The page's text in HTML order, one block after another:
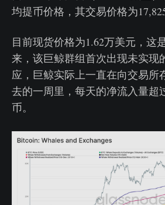
均提币价格，其交易价格为17,825
目前现货价格为1.62万美元，这
来，该巨鲸群组首次出现未实现
应，巨鲸实际上一直在向交易所
去的一周里，每天的净流入量超
币。